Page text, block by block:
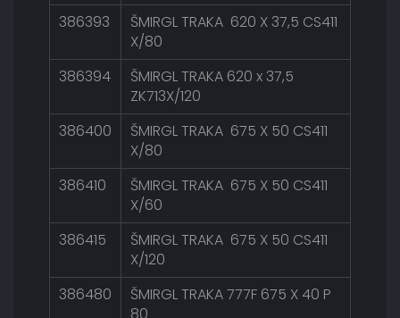
386393
ŠMIRGL TRAKA 620 X 37,5 CS411
X/80
386394
ŠMIRGL TRAKA 620 x 37,5
ZK713X/120
386400
ŠMIRGL TRAKA 675 X 50 CS411
X/80
386410
ŠMIRGL TRAKA 675 X 50 CS411
X/60
386415
ŠMIRGL TRAKA 675 X 50 CS411
X/120
386480
ŠMIRGL TRAKA 777F 675 X 40 P